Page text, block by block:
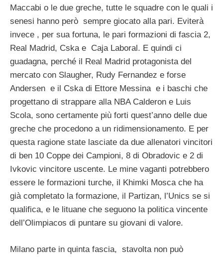
Maccabi o le due greche, tutte le squadre con le quali i
senesi hanno però sempre giocato alla pari. Eviterà
invece , per sua fortuna, le pari formazioni di fascia 2,
Real Madrid, Cska e Caja Laboral. E quindi ci
guadagna, perché il Real Madrid protagonista del
mercato con Slaugher, Rudy Fernandez e forse
Andersen e il Cska di Ettore Messina e i baschi che
progettano di strappare alla NBA Calderon e Luis
Scola, sono certamente più forti quest’anno delle due
greche che procedono a un ridimensionamento. E per
questa ragione state lasciate da due allenatori vincitori
di ben 10 Coppe dei Campioni, 8 di Obradovic e 2 di
Ivkovic vincitore uscente. Le mine vaganti potrebbero
essere le formazioni turche, il Khimki Mosca che ha
già completato la formazione, il Partizan, l’Unics se si
qualifica, e le lituane che seguono la politica vincente
dell’Olimpiacos di puntare su giovani di valore.
Milano parte in quinta fascia, stavolta non può